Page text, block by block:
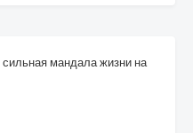
мандала жизни на